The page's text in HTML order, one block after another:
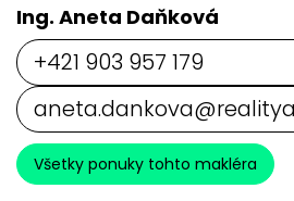
Ing. Aneta Daňková
+421 903 957 179
Všetky ponuky tohto makléra